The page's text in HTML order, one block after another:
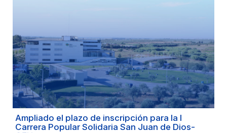
Ampliado el plazo de inscripción para la I
Carrera Popular Solidaria San Juan de Dios-